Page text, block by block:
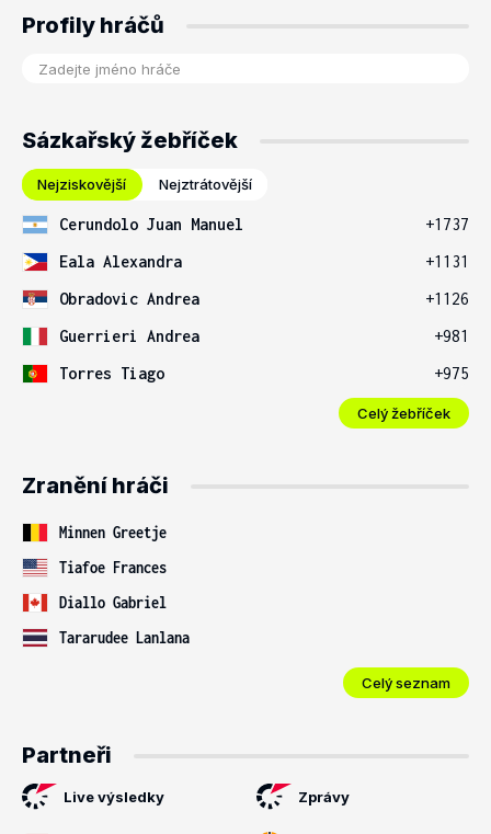
Profily hráčů
Sázkařský žebříček
Nejziskovější Nejztrátovější
Cerundolo Juan Manuel
+1737
Eala Alexandra
+1131
Obradovic Andrea
+1126
Guerrieri Andrea
+981
Torres Tiago
+975
Celý žebříček
Zranění hráči
Minnen Greetje
Tiafoe Frances
Diallo Gabriel
Tararudee Lanlana
Celý seznam
Partneři
Live výsledky Zprávy